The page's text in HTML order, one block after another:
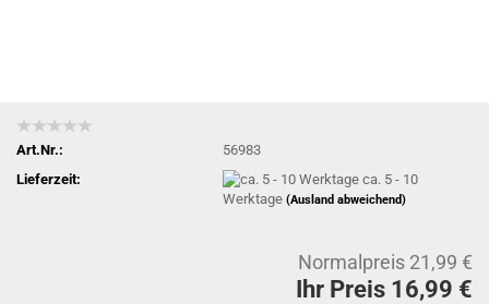
Art.Nr.:
56983
Lieferzeit:
ca. 5 - 10
Werktage(Ausland abweichend)
Normalpreis 21,99 €
Ihr Preis 16,99 €